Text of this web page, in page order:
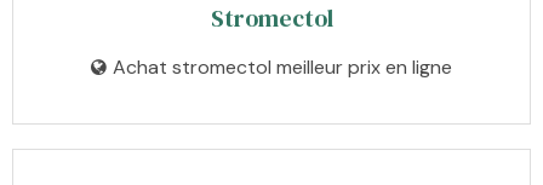
Stromectol
Achat stromectol meilleur prix en ligne